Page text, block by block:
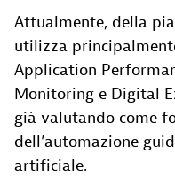
Attualmente, della
utilizza
Application
Monitoring e Digital
già valutando come
dell’automazione
artificiale.